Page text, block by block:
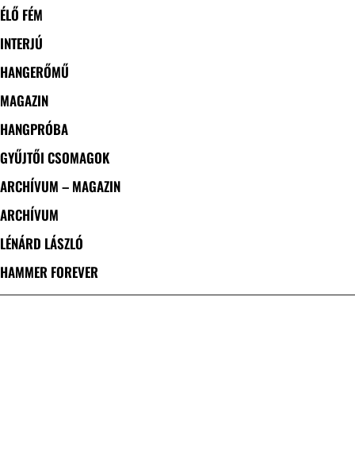
ÉLŐ FÉM
INTERJÚ
HANGERŐMŰ
MAGAZIN
HANGPRÓBA
GYŰJTŐI CSOMAGOK
ARCHÍVUM – MAGAZIN
ARCHÍVUM
LÉNÁRD LÁSZLÓ
HAMMER FOREVER